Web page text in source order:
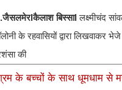
बिस्साl लक्ष्मीचंद
के रहवासियों द्वारा
की
के बच्चों के साथ धूमधाम से